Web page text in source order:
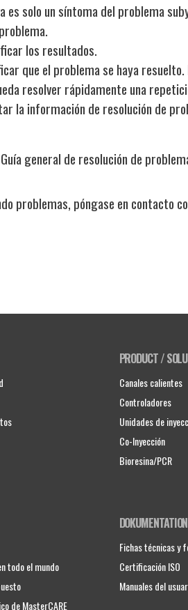
es solo un síntoma del problema
los resultados.
que el problema se haya
resolver rápidamente una
la información de resolución de
general de resolución de
problemas, póngase en contacto
todo el mundo
de MasterCARE
PRODUCT /
Canales calientes
Controladores
Unidades de
Co-Inyección
Bioresina/PCR
DOKUMENTATION
Fichas técnicas y
Certificación ISO
Manuales del